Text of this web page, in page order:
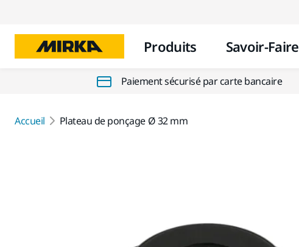
Produits Savoir-Faire
Paiement sécurisé par carte bancaire
Accueil Plateau de ponçage Ø 32 mm